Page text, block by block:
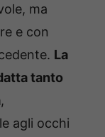
ma
e con
La
tanto
,
agli occhi